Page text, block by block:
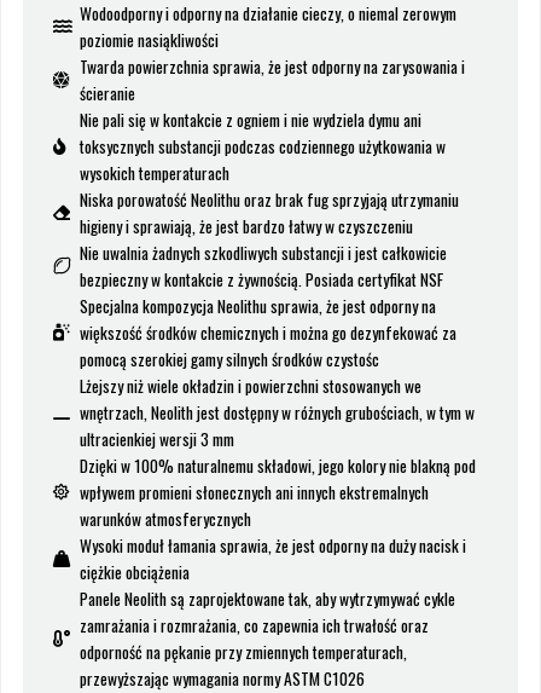
Wodoodporny i odporny na działanie cieczy, o niemal zerowym
poziomie nasiąkliwości
Twarda powierzchnia sprawia, że jest odporny na zarysowania i
ścieranie
Nie pali się w kontakcie z ogniem i nie wydziela dymu ani
toksycznych substancji podczas codziennego użytkowania w
wysokich temperaturach
Niska porowatość Neolithu oraz brak fug sprzyjają utrzymaniu
higieny i sprawiają, że jest bardzo łatwy w czyszczeniu
Nie uwalnia żadnych szkodliwych substancji i jest całkowicie
bezpieczny w kontakcie z żywnością. Posiada certyfikat NSF
Specjalna kompozycja Neolithu sprawia, że jest odporny na
większość środków chemicznych i można go dezynfekować za
pomocą szerokiej gamy silnych środków czystośc
Lżejszy niż wiele okładzin i powierzchni stosowanych we
wnętrzach, Neolith jest dostępny w różnych grubościach, w tym w
ultracienkiej wersji 3 mm
Dzięki w 100% naturalnemu składowi, jego kolory nie blakną pod
wpływem promieni słonecznych ani innych ekstremalnych
warunków atmosferycznych
Wysoki moduł łamania sprawia, że jest odporny na duży nacisk i
ciężkie obciążenia
Panele Neolith są zaprojektowane tak, aby wytrzymywać cykle
zamrażania i rozmrażania, co zapewnia ich trwałość oraz
odporność na pękanie przy zmiennych temperaturach,
przewyższając wymagania normy ASTM C1026